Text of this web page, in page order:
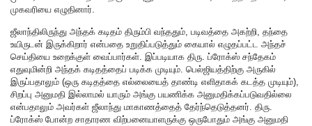
முகவரியை எழுதினார்.
ஜீலாந்திலிருந்து அந்தக் கடிதம் திரும்பி வந்ததும், படிவத்தை அகற்றி, தந்தை
உயிருடன் இருக்கிறார் என்பதை உறுதிப்படுத்தும் கையால் எழுதப்பட்ட அந்தச்
செய்தியை உறைக்குள் வைப்பார்கள். இப்படியாக திரு. ப்ரோக்ஸ் சந்தேகம்
எதுவுமின்றி அந்தக் கடிதத்தைப் படிக்க முடியும். பெல்ஜியத்திற்கு அருகில்
இருப்பதாலும் (ஒரு கடிதத்தை எல்லையைத் தாண்டி எளிதாகக் கடத்த முடியும்),
சிறப்பு அனுமதி இல்லாமல் யாரும் அங்கு பயணிக்க அனுமதிக்கப்படுவதில்லை
என்பதாலும் அவர்கள் ஜீலாந்து மாகாணத்தைத் தேர்ந்தெடுத்தனர். திரு.
ப்ரோக்ஸ் போன்ற சாதாரண விற்பனையாளருக்கு ஒருபோதும் அங்கு அனுமதி